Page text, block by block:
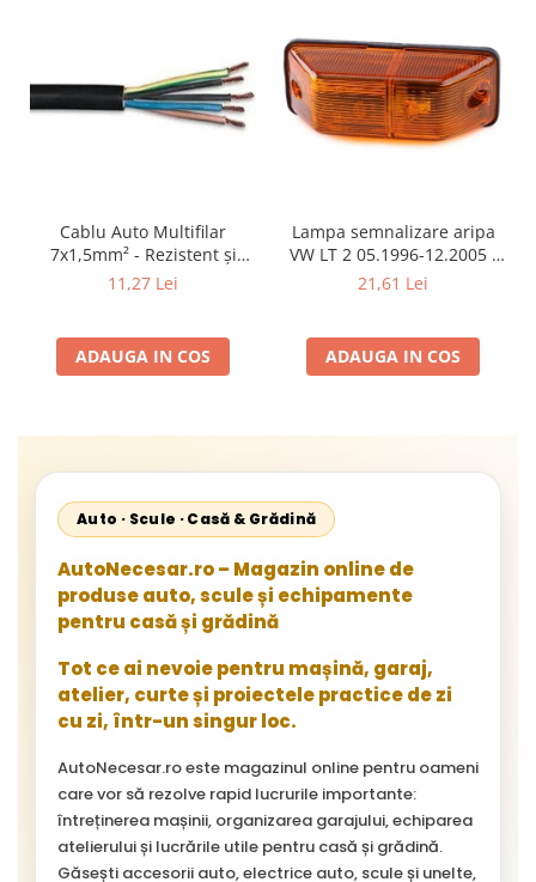
Cablu Auto Multifilar
7x1,5mm² - Rezistent și
Flexibil pentru Remorci 12V-
11,27 Lei
ADAUGA IN COS
Lampa semnalizare aripa
VW LT 2 05.1996-12.2005 ;
Mercedes Sprinter 1995-
Neoplan Euroliner,
Starliner,Centroliner,
21,61 Lei
ADAUGA IN COS
Auto · Scule · Casă & Grădină
AutoNecesar.ro – Magazin online de
produse auto, scule și echipamente
pentru casă și grădină
Tot ce ai nevoie pentru mașină, garaj,
atelier, curte și proiectele practice de zi
cu zi, într-un singur loc.
AutoNecesar.ro este magazinul online pentru oameni
care vor să rezolve rapid lucrurile importante:
întreținerea mașinii, organizarea garajului, echiparea
atelierului și lucrările utile pentru casă și grădină.
Găsești accesorii auto, electrice auto, scule și unelte,